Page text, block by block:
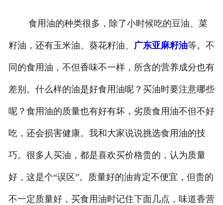
食用油的种类很多，除了小时候吃的豆油、菜
籽油，还有玉米油、葵花籽油、 广东亚麻籽油等。不
同的食用油，不但香味不一样，所含的营养成分也有
差别。什么样的油是好食用油呢？买油时要注意哪些
呢？食用油的质量也有好有坏，劣质食用油不但不好
吃，还会损害健康。我和大家说说挑选食用油的技
巧。很多人买油，都是喜欢买价格贵的，认为质量
好，这是个“误区”。质量好的油肯定不便宜，但贵的
不一定质量好，买食用油时记住下面几点，味道香营